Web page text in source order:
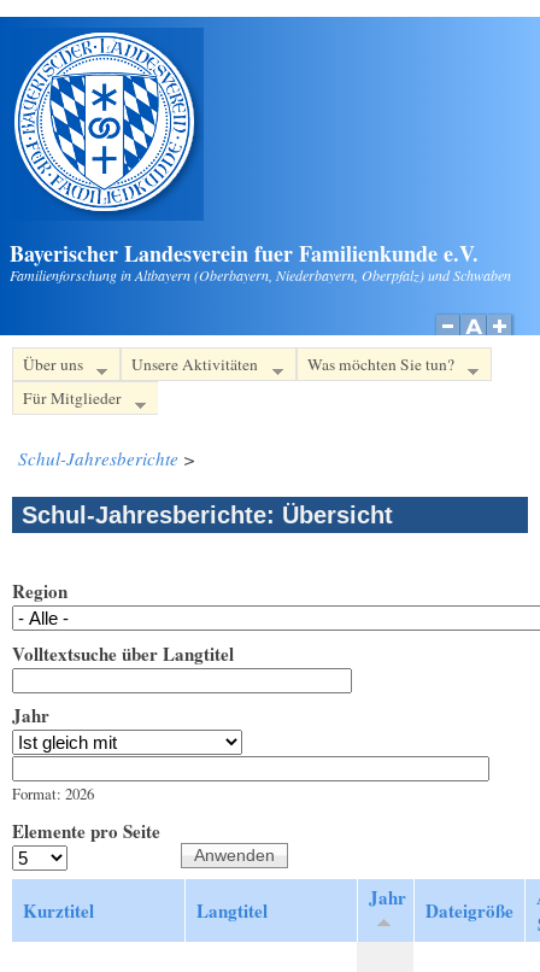
Direkt zum Inhalt
Bayerischer Landesverein fuer Familienkunde e.V.
Familienforschung in Altbayern (Oberbayern, Niederbayern, Oberpfalz) und Schwaben
Über uns Unsere Aktivitäten
Was möchten Sie tun?
Für Mitglieder
Schul-Jahresberichte >
Schul-Jahresberichte: Übersicht
Region
Volltextsuche über Langtitel
Jahr
Format: 2026
Elemente pro Seite
Kurztitel Langtitel Jahr Dateigröße